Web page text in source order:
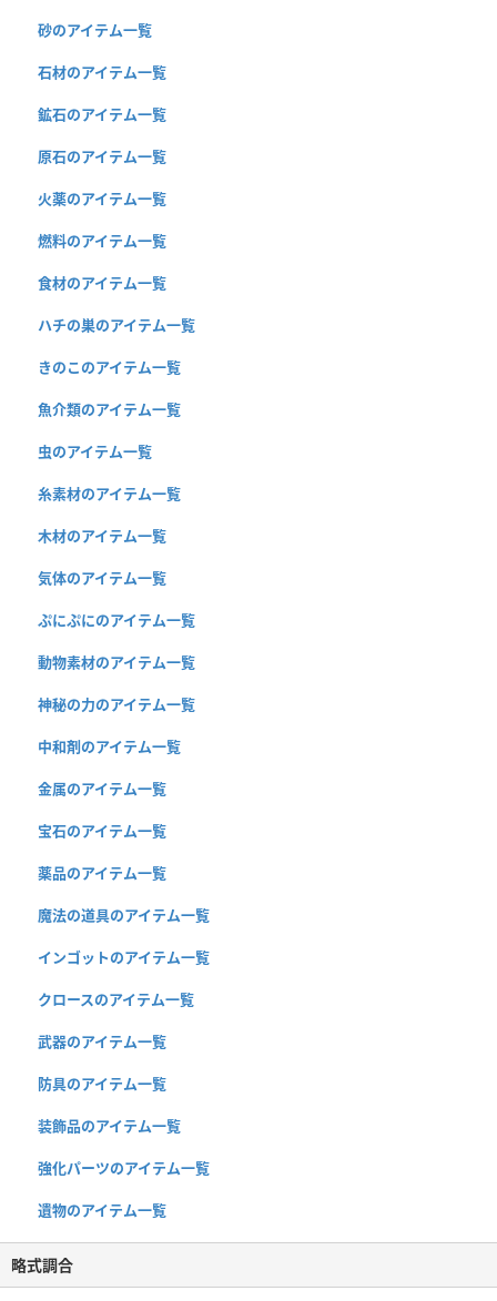
砂のアイテム一覧
石材のアイテム一覧
鉱石のアイテム一覧
原石のアイテム一覧
火薬のアイテム一覧
燃料のアイテム一覧
食材のアイテム一覧
ハチの巣のアイテム一覧
きのこのアイテム一覧
魚介類のアイテム一覧
虫のアイテム一覧
糸素材のアイテム一覧
木材のアイテム一覧
気体のアイテム一覧
ぷにぷにのアイテム一覧
動物素材のアイテム一覧
神秘の力のアイテム一覧
中和剤のアイテム一覧
金属のアイテム一覧
宝石のアイテム一覧
薬品のアイテム一覧
魔法の道具のアイテム一覧
インゴットのアイテム一覧
クロースのアイテム一覧
武器のアイテム一覧
防具のアイテム一覧
装飾品のアイテム一覧
強化パーツのアイテム一覧
遺物のアイテム一覧
略式調合